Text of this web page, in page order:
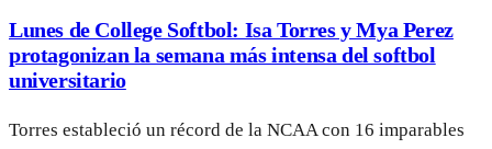
Lunes de College Softbol: Isa Torres y Mya Perez
protagonizan la semana más intensa del softbol
universitario
Torres estableció un récord de la NCAA con 16 imparables